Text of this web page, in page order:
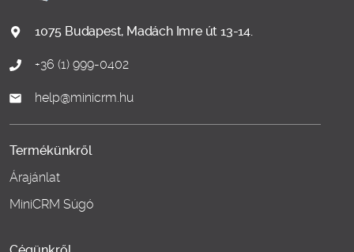
1075 Budapest, Madách Imre út 13-14.
+36 (1) 999-0402
help@minicrm.hu
Termékünkről
Árajánlat
MiniCRM Súgó